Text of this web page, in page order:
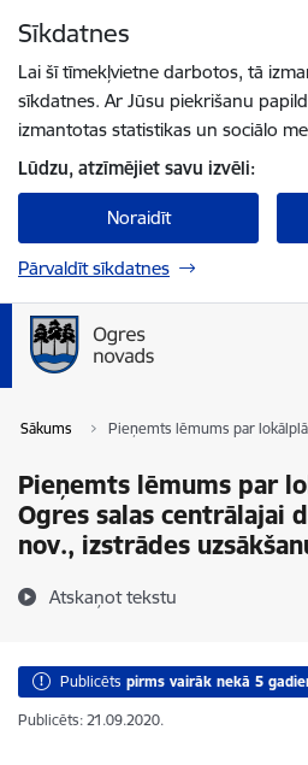
Sīkdatnes
Lai šī tīmekļvietne darbotos, tā
sīkdatnes. Ar Jūsu piekrišanu
izmantotas statistikas un sociālo
Lūdzu, atzīmējiet savu izvēli:
Noraidīt
Pārvaldīt sīkdatnes
Sākums Pieņemts lēmums par
Pieņemts lēmums par
Ogres salas centrālajai
nov., izstrādes
Atskaņot tekstu
Publicēts pirms vairāk nekā 5
Publicēts: 21.09.2020.